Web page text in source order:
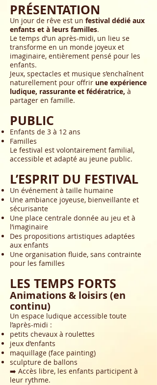
PRÉSENTATION
Un jour de rêve est un festival dédié aux
enfants et à leurs familles.
Le temps d’un après-midi, un lieu se
transforme en un monde joyeux et
imaginaire, entièrement pensé pour les
enfants.
Jeux, spectacles et musique s’enchaînent
naturellement pour offrir une expérience
ludique, rassurante et fédératrice, à
partager en famille.
PUBLIC
Enfants de 3 à 12 ans
Familles
Le festival est volontairement familial,
accessible et adapté au jeune public.
L’ESPRIT DU FESTIVAL
Un événement à taille humaine
Une ambiance joyeuse, bienveillante et
sécurisante
Une place centrale donnée au jeu et à
l’imaginaire
Des propositions artistiques adaptées
aux enfants
Une organisation fluide, sans contrainte
pour les familles
LES TEMPS FORTS
Animations & loisirs (en
continu)
Un espace ludique accessible toute
l’après-midi :
petits chevaux à roulettes
jeux d’enfants
maquillage (face painting)
sculpture de ballons
➡️ Accès libre, les enfants participent à
leur rythme.